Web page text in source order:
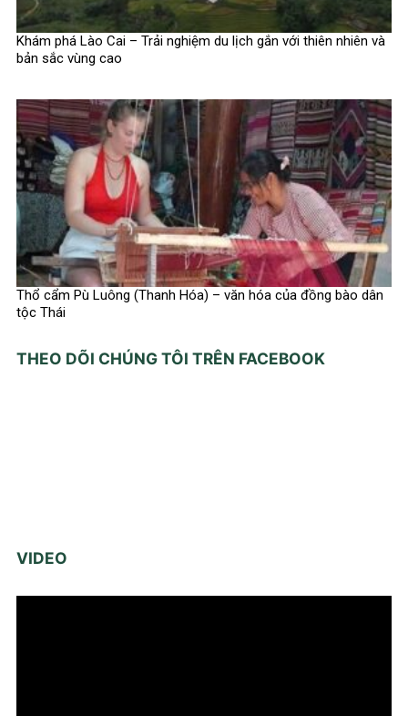
Khám phá Lào Cai – Trải nghiệm du lịch gắn với thiên nhiên và
bản sắc vùng cao
Thổ cẩm Pù Luông (Thanh Hóa) – văn hóa của đồng bào dân
tộc Thái
THEO DÕI CHÚNG TÔI TRÊN FACEBOOK
VIDEO